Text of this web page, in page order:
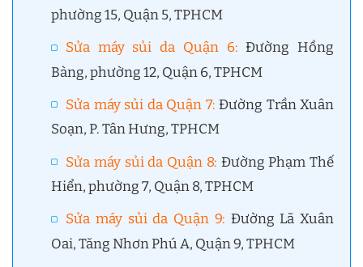
phường 15, Quận 5, TPHCM
Sửa máy sủi da Quận 6: Đường Hồng
Bàng, phường 12, Quận 6, TPHCM
Sửa máy sủi da Quận 7: Đường Trần Xuân
Soạn, P. Tân Hưng, TPHCM
Sửa máy sủi da Quận 8: Đường Phạm Thế
Hiển, phường 7, Quận 8, TPHCM
Sửa máy sủi da Quận 9: Đường Lã Xuân
Oai, Tăng Nhơn Phú A, Quận 9, TPHCM